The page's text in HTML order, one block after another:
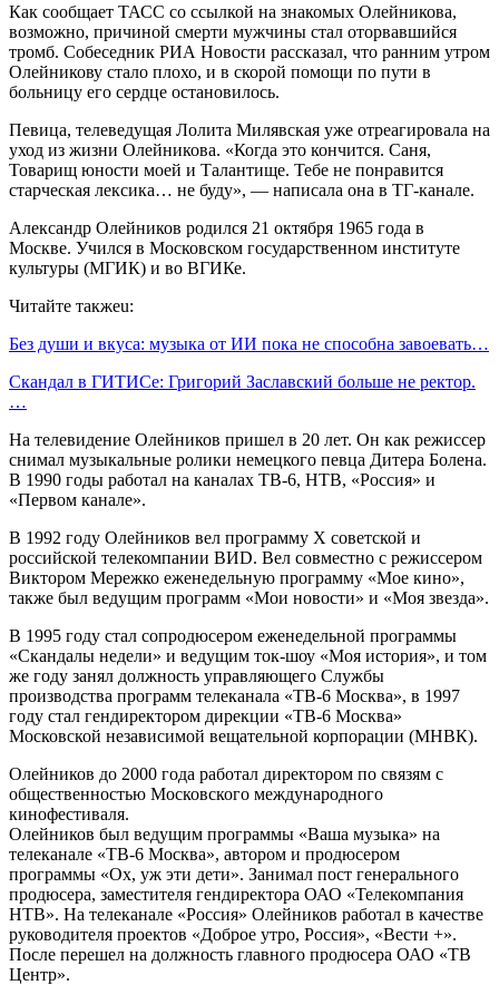
Как сообщает ТАСС со ссылкой на знакомых Олейникова,
возможно, причиной смерти мужчины стал оторвавшийся
тромб. Собеседник РИА Новости рассказал, что ранним утром
Олейникову стало плохо, и в скорой помощи по пути в
больницу его сердце остановилось.
Певица, телеведущая Лолита Милявская уже отреагировала на
уход из жизни Олейникова. «Когда это кончится. Саня,
Товарищ юности моей и Талантище. Тебе не понравится
старческая лексика… не буду», — написала она в ТГ-канале.
Александр Олейников родился 21 октября 1965 года в
Москве. Учился в Московском государственном институте
культуры (МГИК) и во ВГИКе.
Читайте такжеu:
Без души и вкуса: музыка от ИИ пока не способна завоевать…
Скандал в ГИТИСе: Григорий Заславский больше не ректор.
…
На телевидение Олейников пришел в 20 лет. Он как режиссер
снимал музыкальные ролики немецкого певца Дитера Болена.
В 1990 годы работал на каналах ТВ-6, НТВ, «Россия» и
«Первом канале».
В 1992 году Олейников вел программу X советской и
российской телекомпании ВИD. Вел совместно с режиссером
Виктором Мережко еженедельную программу «Мое кино»,
также был ведущим программ «Мои новости» и «Моя звезда».
В 1995 году стал сопродюсером еженедельной программы
«Скандалы недели» и ведущим ток-шоу «Моя история», и том
же году занял должность управляющего Службы
производства программ телеканала «ТВ-6 Москва», в 1997
году стал гендиректором дирекции «ТВ-6 Москва»
Московской независимой вещательной корпорации (МНВК).
Олейников до 2000 года работал директором по связям с
общественностью Московского международного
кинофестиваля.
Олейников был ведущим программы «Ваша музыка» на
телеканале «ТВ-6 Москва», автором и продюсером
программы «Ох, уж эти дети». Занимал пост генерального
продюсера, заместителя гендиректора ОАО «Телекомпания
НТВ». На телеканале «Россия» Олейников работал в качестве
руководителя проектов «Доброе утро, Россия», «Вести +».
После перешел на должность главного продюсера ОАО «ТВ
Центр».